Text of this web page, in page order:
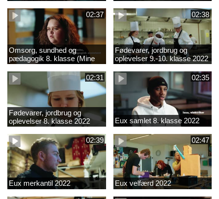
2022
2022
02:37
Omsorg, sundhed og
pædagogik 8. klasse (Mine
introkurser) 2022
02:38
Fødevarer, jordbrug og
oplevelser 9.-10. klasse 2022
02:31
Fødevarer, jordbrug og
oplevelser 8. klasse 2022
02:35
Eux samlet 8. klasse 2022
02:39
Eux merkantil 2022
02:47
Eux velfærd 2022